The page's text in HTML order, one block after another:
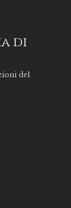
di
del